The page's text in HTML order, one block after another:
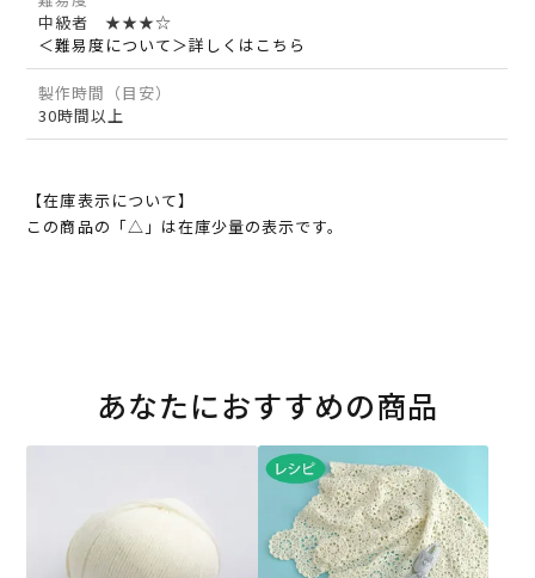
中級者 ★★★☆
＜難易度について＞詳しくはこちら
製作時間（目安）
30時間以上
【在庫表示について】
この商品の「△」は在庫少量の表示です。
あなたにおすすめの商品